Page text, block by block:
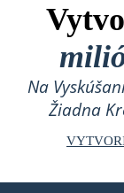
Na
Žiadna